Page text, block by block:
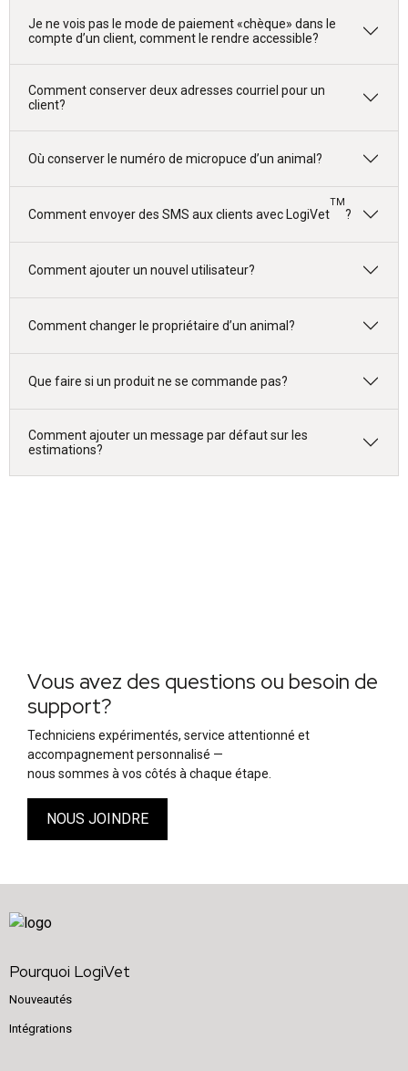
Je ne vois pas le mode de paiement «chèque» dans le
compte d’un client, comment le rendre accessible?
Comment conserver deux adresses courriel pour un
client?
Où conserver le numéro de micropuce d’un animal?
Comment envoyer des SMS aux clients avec LogiVet
TM
?
Comment ajouter un nouvel utilisateur?
Comment changer le propriétaire d’un animal?
Que faire si un produit ne se commande pas?
Comment ajouter un message par défaut sur les
estimations?
Vous avez des questions ou besoin de
support?
Techniciens expérimentés, service attentionné et
accompagnement personnalisé —
nous sommes à vos côtés à chaque étape.
NOUS JOINDRE
Pourquoi LogiVet
Nouveautés
Intégrations